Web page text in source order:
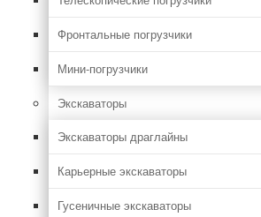
Фронтальные погрузчики
Мини-погрузчики
Экскаваторы
Экскаваторы драглайны
Карьерные экскаваторы
Гусеничные экскаваторы